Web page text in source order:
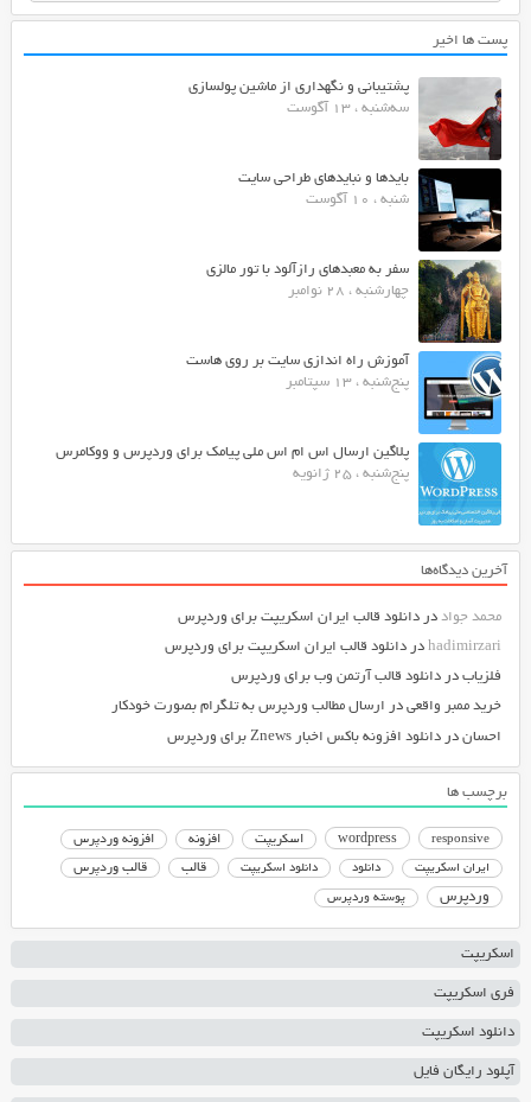
پست ها اخیر
پشتیبانی و نگهداری از ماشین پولسازی
سه‌شنبه ، 13 آگوست
بایدها و نبایدهای طراحی سایت
شنبه ، 10 آگوست
سفر به معبدهای رازآلود با تور مالزی
چهارشنبه ، 28 نوامبر
آموزش راه اندازی سایت بر روی هاست
پنج‌شنبه ، 13 سپتامبر
پلاگین ارسال اس ام اس ملی پیامک برای وردپرس و ووکامرس
پنج‌شنبه ، 25 ژانویه
آخرین دیدگاه‌ها
محمد جواددر دانلود قالب ایران اسکریپت برای وردپرس
hadimirzariدر دانلود قالب ایران اسکریپت برای وردپرس
فلزیابدر دانلود قالب آرتمن وب برای وردپرس
خرید ممبر واقعیدر ارسال مطالب وردپرس به تلگرام بصورت خودکار
احساندر دانلود افزونه باکس اخبار Znews برای وردپرس
برچسب ها
responsive
wordpress اسکریپت افزونه افزونه وردپرس
ایران اسکریپت دانلود دانلود اسکریپت قالب قالب وردپرس
وردپرس پوسته وردپرس
اسکریپت
فری اسکریپت
دانلود اسکریپت
آپلود رایگان فایل